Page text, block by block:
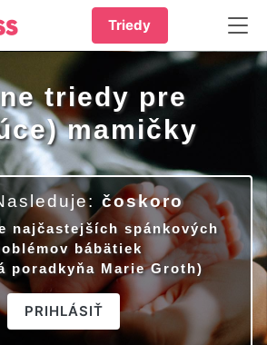
Triedy
triedy pre
mamičky
čoskoro
najčastejších spánkových
bábätiek
poradkyňa Marie Groth)
PRIHLÁSIŤ